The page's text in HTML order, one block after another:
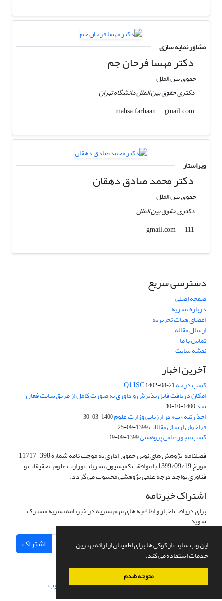
این وب سایت از کوکی ها برای اطمینان از ارائه بهترین
خدمات استفاده می کند.
متوجه شدم
مشاور نمایه سازی
دکتر مهسا فرحان جم
حقوق بین الملل
دکتری حقوق بین الملل دانشگاه تهران
mahsa.farhaan
gmail.com
ویراستار
دکتر محمد صادق دهقان
حقوق بین الملل
دکتری حقوق بین الملل
gmail.com
دسترسی سریع
صفحه اصلی
درباره نشریه
اعضای هیات تحریریه
ارسال مقاله
تماس با ما
نقشه سایت
آخرین اخبار
کسب درجه Q1 ISC1402-08-21
امکان دریافت فایل پذیرش و داوری به صورت کامل از طریق سایت فعال
شد1400-10-30
اخذ رتبه «ب» در ارزیابی وزارت علوم1400-03-30
فراخوان ارسال مقالات1399-09-25
کسب مجوز علمی پژوهشی1399-09-19
فصلنامه پژوهش های نوین حقوق اداری به موجب نامه شماره 398-11717
مورخ 1399/09/19 با موافقت کمیسیون نشریات وزارت علوم، تحقیقات و
فناوری بواجد درجه علمی پژوهشی محسوب می گردد.
اشتراک خبرنامه
برای دریافت اخبار و اطلاعیه های مهم نشریه در خبرنامه نشریه مشترک
شوید.
اشتراک
سامانه مدیریت نشریات علمی.طراحی و پیاده سازی از سیناوب